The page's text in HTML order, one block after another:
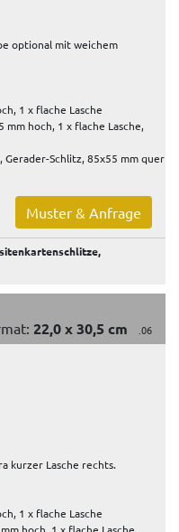
optional mit weichem
1 x flache Lasche
hoch, 1 x flache Lasche,
Schlitz, 85x55 mm quer
Muster & Anfrage
22,0 x 30,5 cm .06
kurzer Lasche rechts.
1 x flache Lasche
hoch, 1 x flache Lasche,